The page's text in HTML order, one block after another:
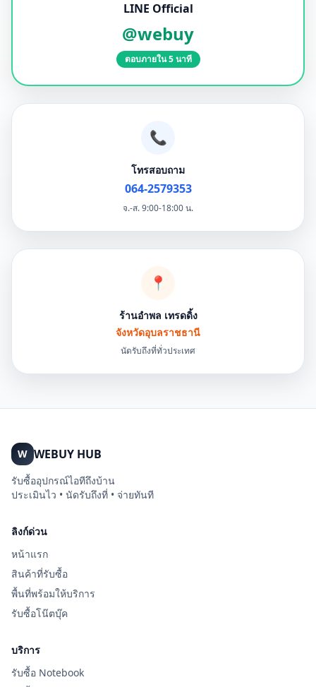
LINE Official
@webuy
ตอบภายใน 5 นาที
📞
โทรสอบถาม
064-2579353
จ.-ส. 9:00-18:00 น.
📍
ร้านอำพล เทรดดิ้ง
จังหวัดอุบลราชธานี
นัดรับถึงที่ทั่วประเทศ
W WEBUY HUB
รับซื้ออุปกรณ์ไอทีถึงบ้าน
ประเมินไว • นัดรับถึงที่ • จ่ายทันที
ลิงก์ด่วน
หน้าแรก
สินค้าที่รับซื้อ
พื้นที่พร้อมให้บริการ
รับซื้อโน๊ตบุ๊ค
บริการ
รับซื้อ Notebook